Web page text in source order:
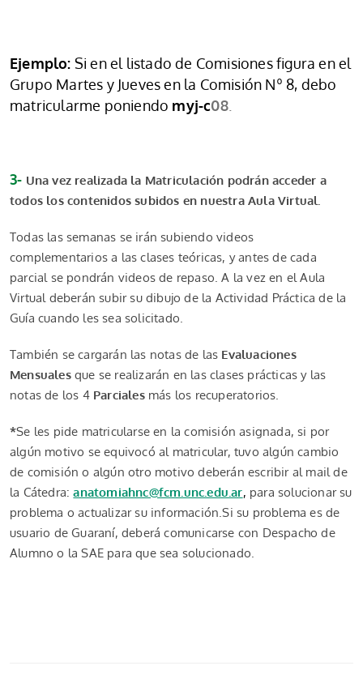
Ejemplo: Si en el listado de Comisiones figura en el
Grupo Martes y Jueves en la Comisión Nº 8, debo
matricularme poniendo myj-c08.
3- Una vez realizada la Matriculación podrán acceder a
todos los contenidos subidos en nuestra Aula Virtual.
Todas las semanas se irán subiendo videos
complementarios a las clases teóricas, y antes de cada
parcial se pondrán videos de repaso. A la vez en el Aula
Virtual deberán subir su dibujo de la Actividad Práctica de la
Guía cuando les sea solicitado.
También se cargarán las notas de las Evaluaciones
Mensualesque se realizarán en las clases prácticas y las
notas de los 4 Parcialesmás los recuperatorios.
*Se les pide matricularse en la comisión asignada, si por
algún motivo se equivocó al matricular, tuvo algún cambio
de comisión o algún otro motivo deberán escribir al mail de
la Cátedra:anatomiahnc@fcm.unc.edu.ar, para solucionar su
problema o actualizar su información.Si su problema es de
usuario de Guaraní, deberá comunicarse con Despacho de
Alumno o la SAE para que sea solucionado.